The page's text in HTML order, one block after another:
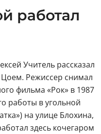
работал
Учитель рассказал
Режиссер снимал
фильма «Рок» в 1987
работы в угольной
на улице Блохина,
здесь кочегаром